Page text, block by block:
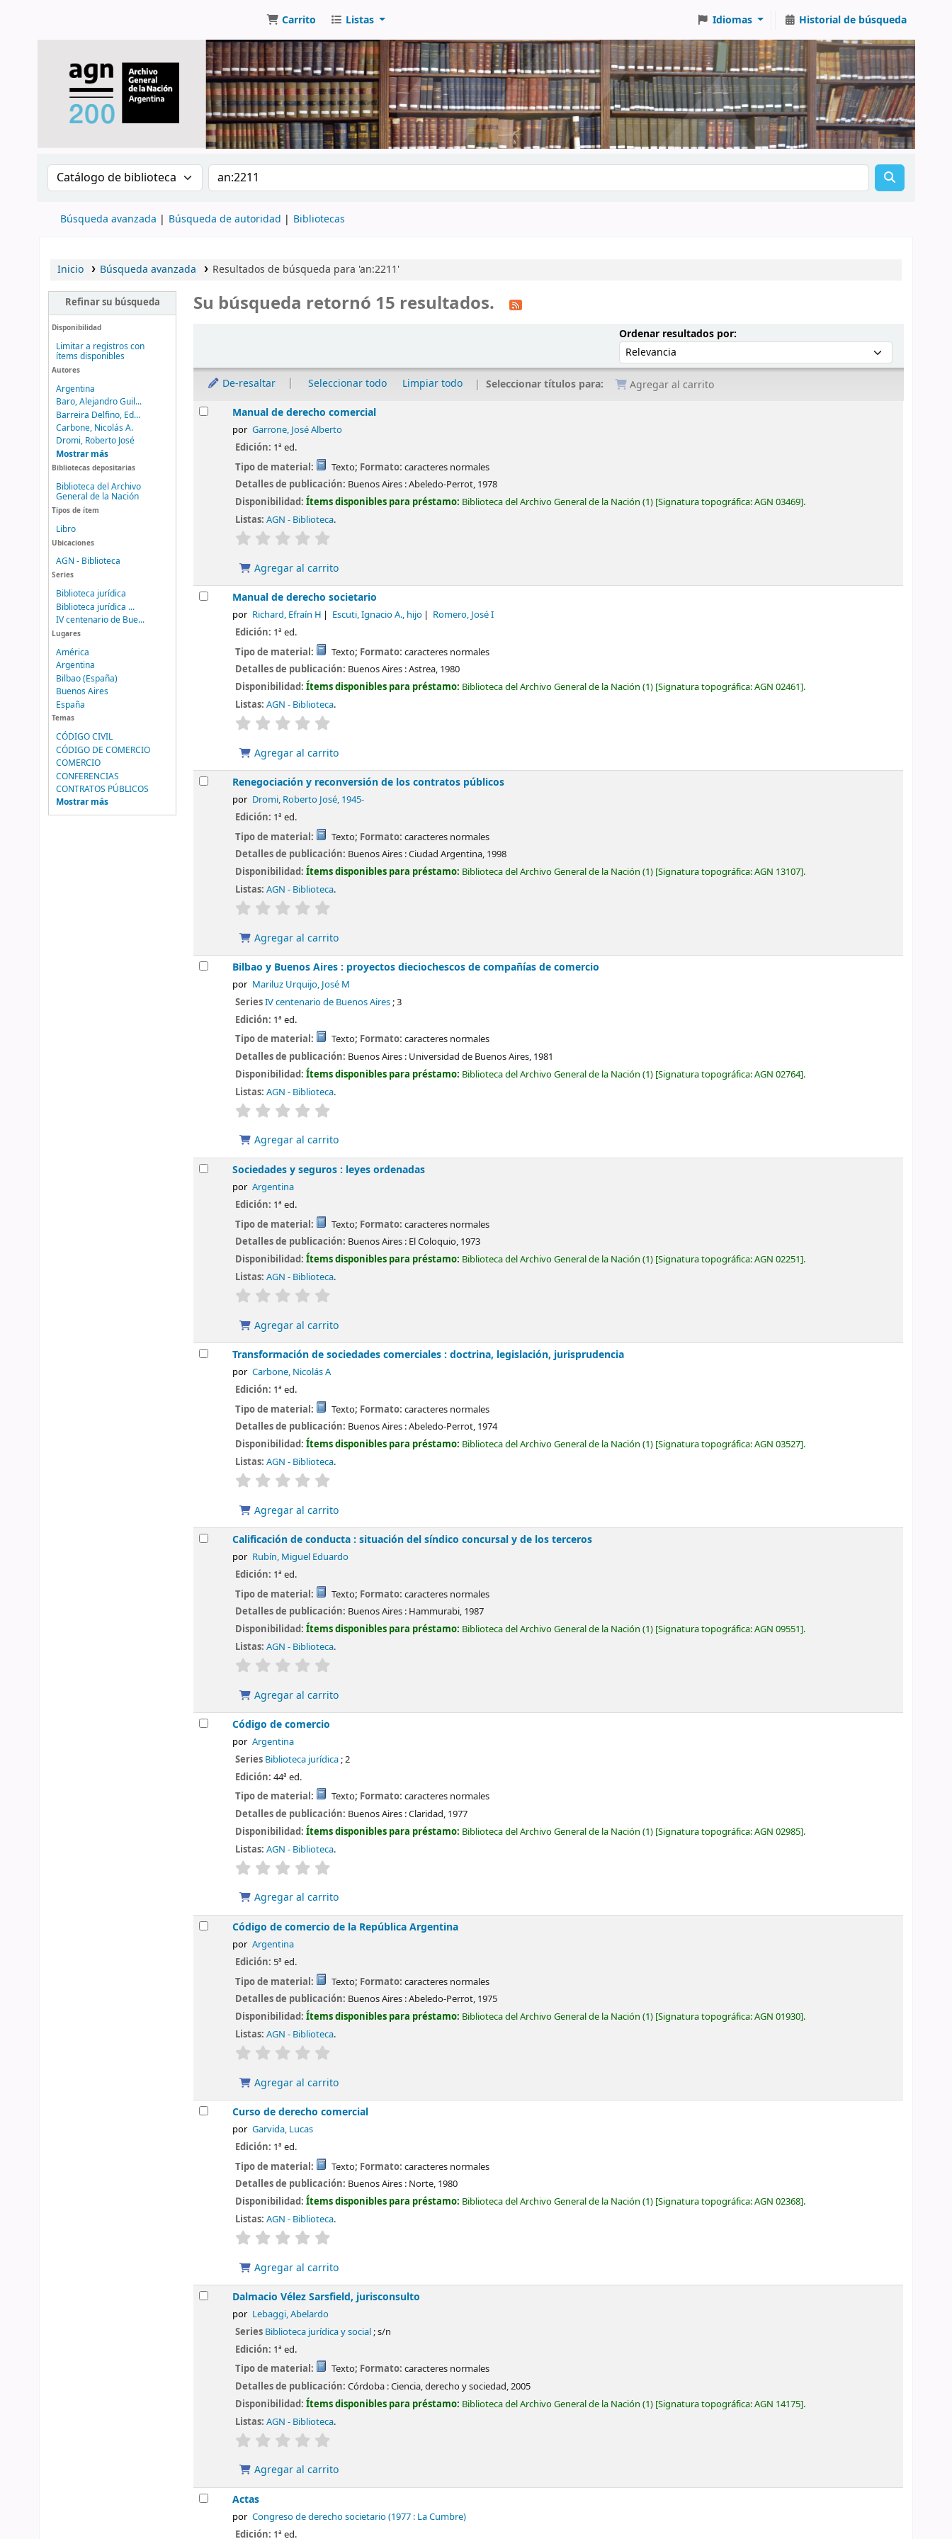
Carrito Listas Idiomas Historial de búsqueda
Buscar en el catálogo por: Buscar en el catálogo
Búsqueda avanzada Búsqueda de autoridad Bibliotecas
Inicio Búsqueda avanzada Resultados de búsqueda para 'an:2211'
Refinar su búsqueda
Disponibilidad
Limitar a registros con
ítems disponibles
Autores
Argentina
Baro, Alejandro Guil...
Barreira Delfino, Ed...
Carbone, Nicolás A.
Dromi, Roberto José
Mostrar más
Bibliotecas depositarias
Biblioteca del Archivo
General de la Nación
Tipos de ítem
Libro
Ubicaciones
AGN - Biblioteca
Series
Biblioteca jurídica
Biblioteca jurídica ...
IV centenario de Bue...
Lugares
América
Argentina
Bilbao (España)
Buenos Aires
España
Temas
CÓDIGO CIVIL
CÓDIGO DE COMERCIO
COMERCIO
CONFERENCIAS
CONTRATOS PÚBLICOS
Mostrar más
Su búsqueda retornó 15 resultados.
Ordenar resultados por:Ordenar por:
De-resaltar Seleccionar todo Limpiar todo Seleccionar títulos para:
Agregar al carrito
ResultadosManual de derecho comercial
por Garrone, José Alberto
Edición: 1ª ed.
Tipo de material:
Texto; Formato: caracteres normales
Detalles de publicación: Buenos Aires :Abeledo-Perrot, 1978
Disponibilidad:Ítems disponibles para préstamo: Biblioteca del Archivo General de la Nación (1) Signatura topográfica:AGN 03469 .
Listas: AGN - Biblioteca.
valoración
Agregar al carrito
Manual de derecho societario
por Richard, Efraín H Escuti, Ignacio A., hijo Romero, José I
Edición: 1ª ed.
Tipo de material:
Texto; Formato: caracteres normales
Detalles de publicación: Buenos Aires :Astrea, 1980
Disponibilidad:Ítems disponibles para préstamo: Biblioteca del Archivo General de la Nación (1) Signatura topográfica:AGN 02461 .
Listas: AGN - Biblioteca.
valoración
Agregar al carrito
Renegociación y reconversión de los contratos públicos
por Dromi, Roberto José, 1945-
Edición: 1ª ed.
Tipo de material:
Texto; Formato: caracteres normales
Detalles de publicación: Buenos Aires :Ciudad Argentina, 1998
Disponibilidad:Ítems disponibles para préstamo: Biblioteca del Archivo General de la Nación (1) Signatura topográfica:AGN 13107 .
Listas: AGN - Biblioteca.
valoración
Agregar al carrito
Bilbao y Buenos Aires : proyectos dieciochescos de compañías de comercio
por Mariluz Urquijo, José M
SeriesIV centenario de Buenos Aires; 3
Edición: 1ª ed.
Tipo de material:
Texto; Formato: caracteres normales
Detalles de publicación: Buenos Aires : Universidad de Buenos Aires, 1981
Disponibilidad:Ítems disponibles para préstamo: Biblioteca del Archivo General de la Nación (1) Signatura topográfica:AGN 02764 .
Listas: AGN - Biblioteca.
valoración
Agregar al carrito
Sociedades y seguros : leyes ordenadas
por Argentina
Edición: 1ª ed.
Tipo de material:
Texto; Formato: caracteres normales
Detalles de publicación: Buenos Aires : El Coloquio, 1973
Disponibilidad:Ítems disponibles para préstamo: Biblioteca del Archivo General de la Nación (1) Signatura topográfica:AGN 02251 .
Listas: AGN - Biblioteca.
valoración
Agregar al carrito
Transformación de sociedades comerciales : doctrina, legislación, jurisprudencia
por Carbone, Nicolás A
Edición: 1ª ed.
Tipo de material:
Texto; Formato: caracteres normales
Detalles de publicación: Buenos Aires :Abeledo-Perrot, 1974
Disponibilidad:Ítems disponibles para préstamo: Biblioteca del Archivo General de la Nación (1) Signatura topográfica:AGN 03527 .
Listas: AGN - Biblioteca.
valoración
Agregar al carrito
Calificación de conducta : situación del síndico concursal y de los terceros
por Rubín, Miguel Eduardo
Edición: 1ª ed.
Tipo de material:
Texto; Formato: caracteres normales
Detalles de publicación: Buenos Aires : Hammurabi, 1987
Disponibilidad:Ítems disponibles para préstamo: Biblioteca del Archivo General de la Nación (1) Signatura topográfica:AGN 09551 .
Listas: AGN - Biblioteca.
valoración
Agregar al carrito
Código de comercio
por Argentina
Series Biblioteca jurídica; 2
Edición:44ª ed.
Tipo de material:
Texto; Formato: caracteres normales
Detalles de publicación: Buenos Aires :Claridad, 1977
Disponibilidad:Ítems disponibles para préstamo: Biblioteca del Archivo General de la Nación (1) Signatura topográfica:AGN 02985 .
Listas: AGN - Biblioteca.
valoración
Agregar al carrito
Código de comercio de la República Argentina
por Argentina
Edición: 5ª ed.
Tipo de material:
Texto; Formato: caracteres normales
Detalles de publicación: Buenos Aires :Abeledo-Perrot, 1975
Disponibilidad:Ítems disponibles para préstamo: Biblioteca del Archivo General de la Nación (1) Signatura topográfica:AGN 01930 .
Listas: AGN - Biblioteca.
valoración
Agregar al carrito
Curso de derecho comercial
por Garvida, Lucas
Edición: 1ª ed.
Tipo de material:
Texto; Formato: caracteres normales
Detalles de publicación: Buenos Aires : Norte, 1980
Disponibilidad:Ítems disponibles para préstamo: Biblioteca del Archivo General de la Nación (1) Signatura topográfica:AGN 02368 .
Listas: AGN - Biblioteca.
valoración
Agregar al carrito
Dalmacio Vélez Sarsfield, jurisconsulto
por Lebaggi, Abelardo
Series Biblioteca jurídica y social; s/n
Edición: 1ª ed.
Tipo de material:
Texto; Formato: caracteres normales
Detalles de publicación:Córdoba :Ciencia, derecho y sociedad,2005
Disponibilidad:Ítems disponibles para préstamo: Biblioteca del Archivo General de la Nación (1) Signatura topográfica:AGN 14175 .
Listas: AGN - Biblioteca.
valoración
Agregar al carrito
Actas
por Congreso de derecho societario(1977 : La Cumbre)
Edición: 1ª ed.